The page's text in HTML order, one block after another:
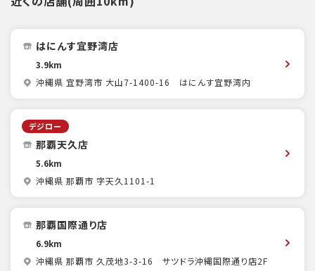
はにんす宜野湾店
3.9km
沖縄県 宜野湾市 大山7-1400-16 はにんす宜野湾内
デジロー
那覇天久店
5.6km
沖縄県 那覇市 字天久1101-1
那覇国際通り店
6.9km
沖縄県 那覇市 久茂地3-3-16 サツドラ沖縄国際通り店2F